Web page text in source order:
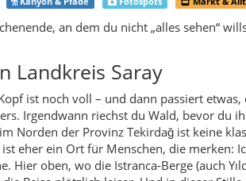
das Klappern von Gläsern – und
Gesicht beginnt ein paar Minuten
bereit bist, langsamer zu werden.
mit einem Bild im Kopf behalten willst,
und über dir ein Himmel, der mehr
auch etwas mit dir. Du läufst
einen Vogelruf, das Knacken eines
so gut zu kurzen Auszeiten. Du brauchst